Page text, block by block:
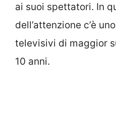
ai suoi spettatori. In
dell’attenzione c’è
televisivi di maggior
10 anni.